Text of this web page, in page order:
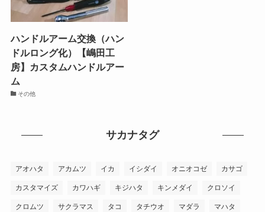
ハンドルアーム交換（ハン
ドルロング化）【嶋田工
房】カスタムハンドルアー
ム
その他
サカナタグ
アオハタ アカムツ イカ イシダイ オニオコゼ カサゴ
カスタマイズ カワハギ キジハタ キンメダイ クロソイ
クロムツ サクラマス タコ タチウオ マダラ マハタ